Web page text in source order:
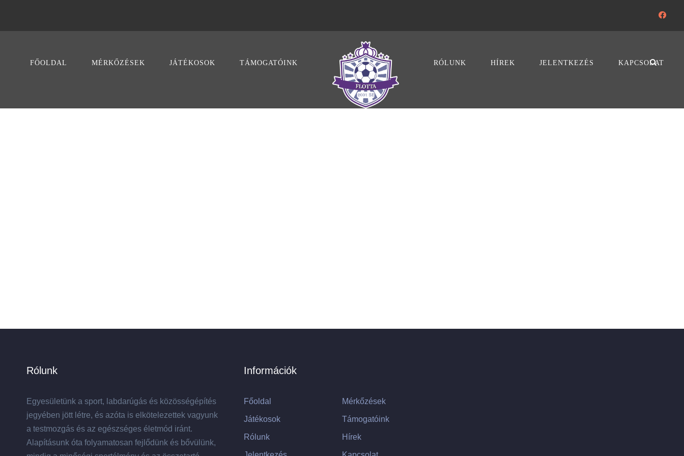
FŐOLDAL MÉRKŐZÉSEK JÁTÉKOSOK TÁMOGATÓINK RÓLUNK HÍREK JELENTKEZÉS KAPCSOLAT
Rólunk
Egyesületünk a sport, labdarúgás és közösségépítés
jegyében jött létre, és azóta is elkötelezettek vagyunk
a testmozgás és az egészséges életmód iránt.
Alapításunk óta folyamatosan fejlődünk és bővülünk,
Információk
Főoldal Mérkőzések
Játékosok Támogatóink
Rólunk Hírek